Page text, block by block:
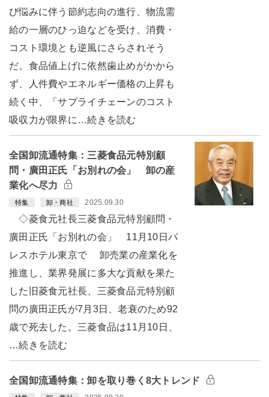
び悩みに伴う節約志向の進行、物流需
給の一層のひっ迫などを受け、消費・
コスト環境とも逆風にさらされそう
だ。食品値上げに依然歯止めがかから
ず、人件費やエネルギー価格の上昇も
続く中、「サプライチェーンのコスト
吸収力が限界に…続きを読む
全国卸流通特集：三菱食品元特別顧
問・廣田正氏「お別れの会」 卸の産
業化へ尽力
特集 卸・商社 2025.09.30
◇菱食元社長三菱食品元特別顧問・
廣田正氏「お別れの会」 11月10日パ
レスホテル東京で 卸売業の産業化を
推進し、業界発展に多大な貢献を果た
した旧菱食元社長、三菱食品元特別顧
問の廣田正氏が7月3日、老衰のため92
歳で死去した。三菱食品は11月10日、
…続きを読む
全国卸流通特集：卸を取り巻く8大トレンド